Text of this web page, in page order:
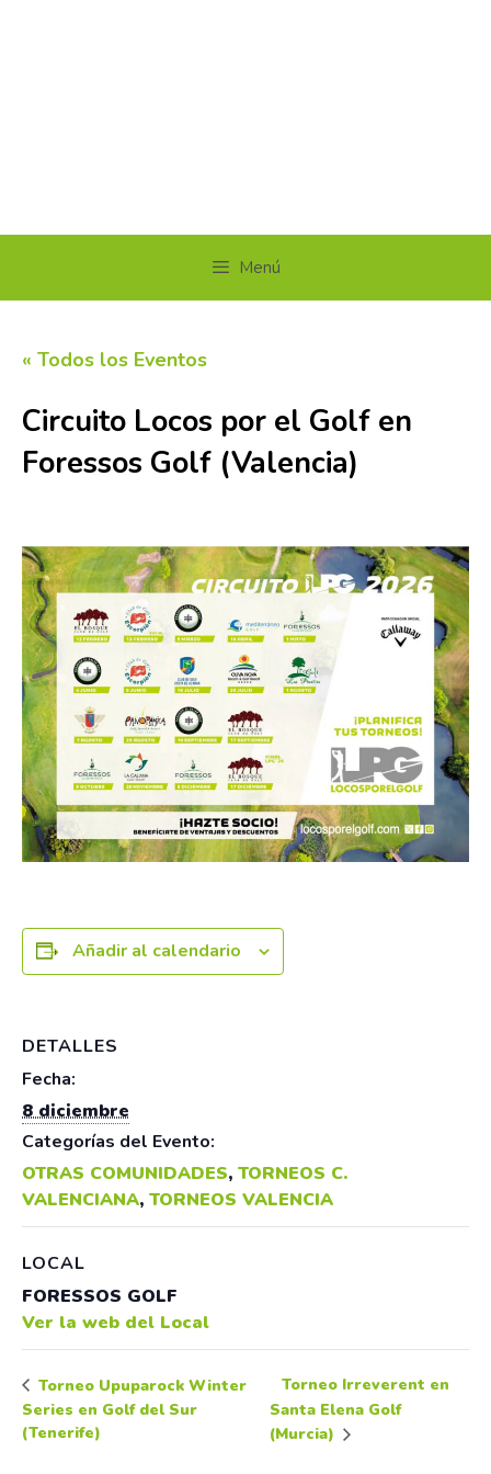
Menú
« Todos los Eventos
Circuito Locos por el Golf en
Foressos Golf (Valencia)
Añadir al calendario
DETALLES
Fecha:
8 diciembre
Categorías del Evento:
OTRAS COMUNIDADES, TORNEOS C.
VALENCIANA, TORNEOS VALENCIA
LOCAL
FORESSOS GOLF
Ver la web del Local
Torneo Upuparock Winter
Series en Golf del Sur
(Tenerife)
Torneo Irreverent en
Santa Elena Golf
(Murcia)